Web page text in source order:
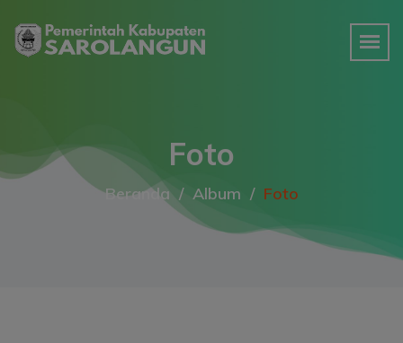
Foto
Beranda Album Foto